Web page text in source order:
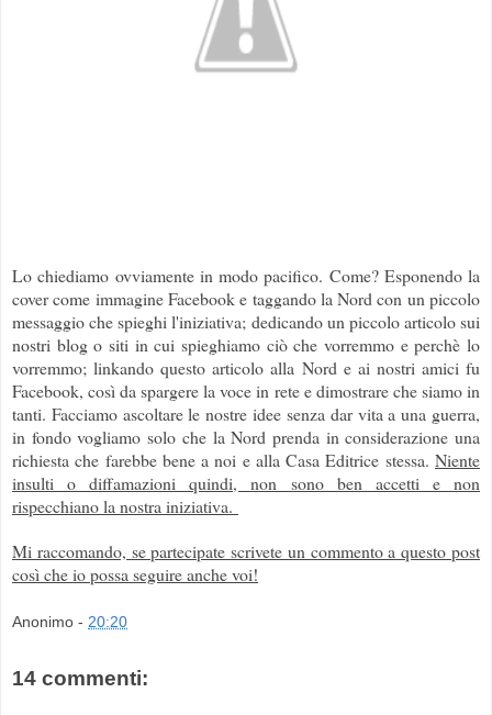
Lo chiediamo ovviamente in modo pacifico. Come? Esponendo la
cover come immagine Facebook e taggando la Nord con un piccolo
messaggio che spieghi l'iniziativa; dedicando un piccolo articolo sui
nostri blog o siti in cui spieghiamo ciò che vorremmo e perchè lo
vorremmo; linkando questo articolo alla Nord e ai nostri amici fu
Facebook, così da spargere la voce in rete e dimostrare che siamo in
tanti. Facciamo ascoltare le nostre idee senza dar vita a una guerra,
in fondo vogliamo solo che la Nord prenda in considerazione una
richiesta che farebbe bene a noi e alla Casa Editrice stessa. Niente
insulti o diffamazioni quindi, non sono ben accetti e non
rispecchiano la nostra iniziativa.
Mi raccomando, se partecipate scrivete un commento a questo post
così che io possa seguire anche voi!
Anonimo - 20:20
14 commenti: